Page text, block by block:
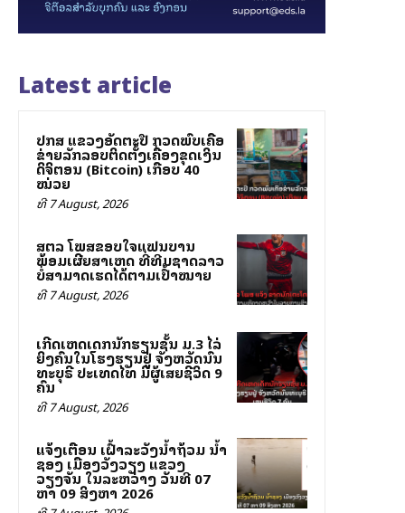
Latest article
ປກສ ແຂວງອັດຕະປື ກວດພົບເຄືອ
ຂ່າຍລັກລອບຕິດຕັ້ງເຄື່ອງຂຸດເງິນ
ດິຈິຕອນ (Bitcoin) ເກືອບ 40
ໝ່ວຍ
ທີ 7 August, 2026
ສຕລ ໂພສຂອບໃຈແຟນບານ
ພ້ອມເຜີຍສາເຫດ ທີ່ທີມຊາດລາວ
ບໍ່ສາມາດເຮັດໄດ້ຕາມເປົ້າໝາຍ
ທີ 7 August, 2026
ເກີດເຫດເດັກນັກຮຽນຊັ້ນ ມ.3 ໄລ່
ຍິງຄົນໃນໂຮງຮຽນຢູ່ ຈັງຫວັດນົນ
ທະບຸຣີ ປະເທດໄທ ມີຜູ້ເສຍຊີວິດ 9
ຄົນ
ທີ 7 August, 2026
ແຈ້ງເຕືອນ ເຝົ້າລະວັງນ້ຳຖ້ວມ ນ້ຳ
ຊອງ ເມືອງວັງວຽງ ແຂວງ
ວຽງຈັນ ໃນລະຫວ່າງ ວັນທີ 07
ຫາ 09 ສິງຫາ 2026